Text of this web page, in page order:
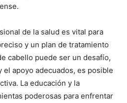
de la salud es vital para
y un plan de tratamiento
cabello puede ser un desafío,
apoyo adecuados, es posible
La educación y la
poderosas para enfrentar